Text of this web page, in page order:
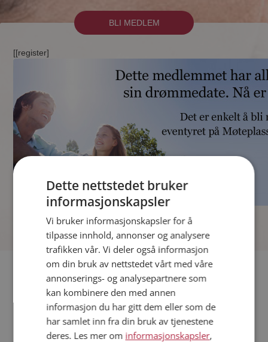
BLI MEDLEM
[[register]
Fler single
Date menn i Norge
Date kvinner i Norge
Dette nettstedet bruker
informasjonskapsler
Vi bruker informasjonskapsler for å
tilpasse innhold, annonser og analysere
trafikken vår. Vi deler også informasjon
om din bruk av nettstedet vårt med våre
annonserings- og analysepartnere som
kan kombinere den med annen
informasjon du har gitt dem eller som de
har samlet inn fra din bruk av tjenestene
deres. Les mer om informasjonskapsler,